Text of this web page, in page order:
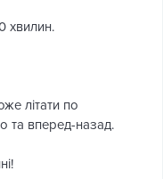
хвилин.
літати по
та вперед-назад.